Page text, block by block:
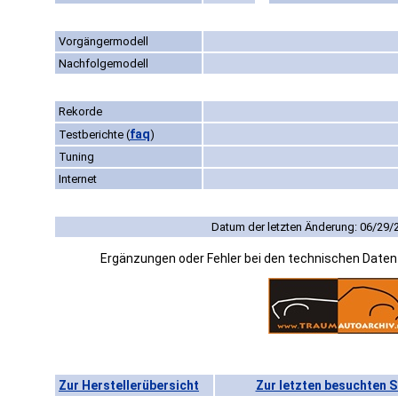
Vorgängermodell
Nachfolgemodell
Rekorde
Testberichte (faq)
Tuning
Internet
Datum der letzten Änderung: 06/29/
Ergänzungen oder Fehler bei den technischen
Zur Herstellerübersicht Zur letzten besuchten